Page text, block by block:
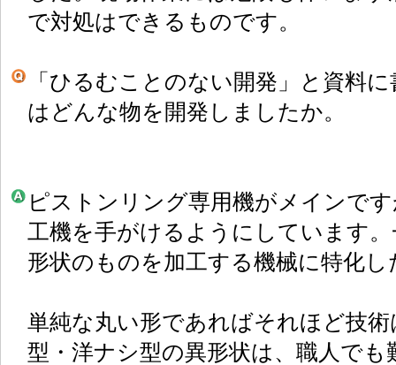
で対処はできるものです。
「ひるむことのない開発」と資料
はどんな物を開発しましたか。
ピストンリング専用機がメインで
工機を手がけるようにしています
形状のものを加工する機械に特化し
単純な丸い形であればそれほど技
型・洋ナシ型の異形状は、職人で